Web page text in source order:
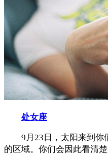
处女座
9月23日，太阳来到你
的区域。你们会因此看清